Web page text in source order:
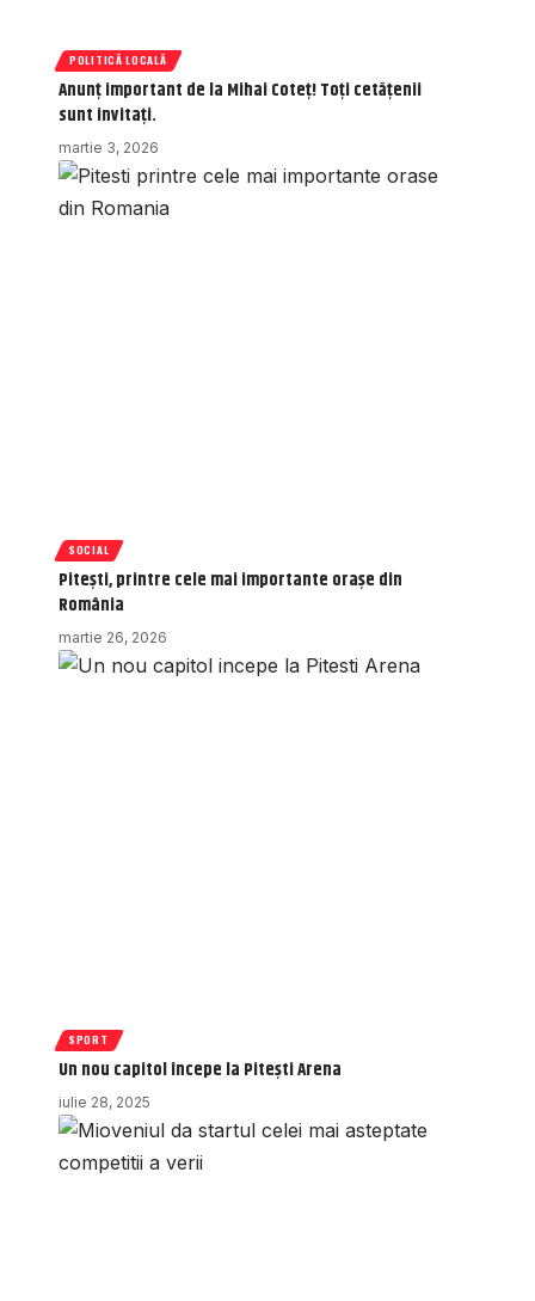
POLITICĂ LOCALĂ
Anunț important de la Mihai Coteț! Toți cetățenii
sunt invitați.
martie 3, 2026
SOCIAL
Pitești, printre cele mai importante orașe din
România
martie 26, 2026
SPORT
Un nou capitol începe la Pitești Arena
iulie 28, 2025